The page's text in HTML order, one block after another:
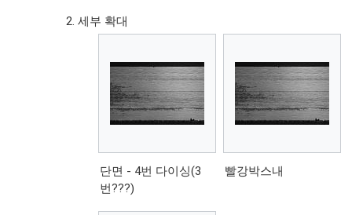
세부 확대
단면 - 4번 다이싱(3
번???)
빨강박스내